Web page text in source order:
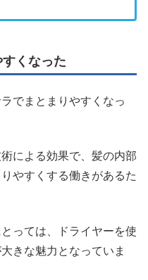
くなった
でまとまりやすくなっ
による効果で、髪の内部
やすくする働きがあるた
っては、ドライヤーを使
きな魅力となっていま